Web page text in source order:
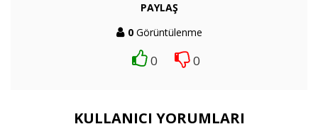
PAYLAŞ
0Görüntülenme
0 0
KULLANICI YORUMLARI